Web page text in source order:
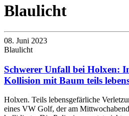
Blaulicht
08. Juni 2023
Blaulicht
Schwerer Unfall bei Holxen:
Kollision mit Baum teils
Holxen. Teils lebensgefärliche
eines VW Golf, der am